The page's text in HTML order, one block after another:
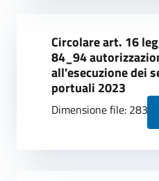
Circolare art. 16
84_94
all'esecuzione dei
portuali 2023
Dimensione file: